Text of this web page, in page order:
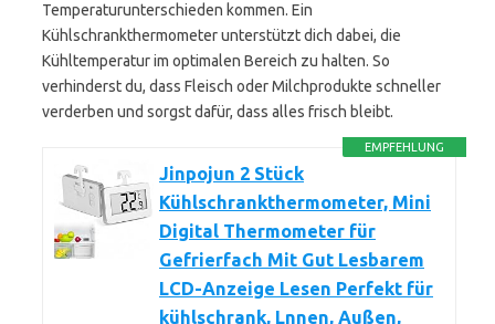
Temperaturunterschieden kommen. Ein
Kühlschrankthermometer unterstützt dich dabei, die
Kühltemperatur im optimalen Bereich zu halten. So
verhinderst du, dass Fleisch oder Milchprodukte schneller
verderben und sorgst dafür, dass alles frisch bleibt.
EMPFEHLUNG
Jinpojun 2 Stück
Kühlschrankthermometer, Mini
Digital Thermometer für
Gefrierfach Mit Gut Lesbarem
LCD-Anzeige Lesen Perfekt für
kühlschrank, Lnnen, Außen,